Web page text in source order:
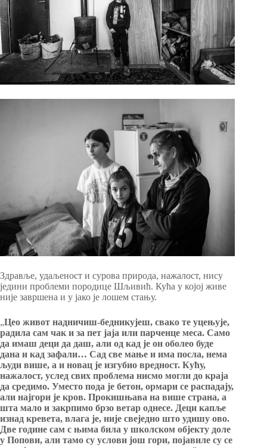
Здравље, удаљеност и сурова природа, нажалост, нису
једини проблеми породице Шљивић. Кућа у којој живе
није завршена и у јако је лошем стању.
„Цео живот надничиш-бедникујеш, свако те уцењује,
радила сам чак и за пет јаја или парченце меса. Само
да имаш деци да даш, али од кад је он оболео буде
дана и кад зафали… Сад све мање и има посла, нема
људи више, а и новац је изгубио вредност. Кућу,
нажалост, услед свих проблема нисмо могли до краја
да средимо. Уместо пода је бетон, ормари се распадају,
али најгори је кров. Прокишњава на више страна, а
шта мало и закрпимо брзо ветар однесе. Деци капље
изнад кревета, влага је, није свеједно што удишу ово.
Две године сам с њима била у школском објекту доле
у Попови, али тамо су услови још гори, појавиле су се